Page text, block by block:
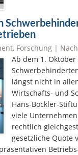
, Forschung |
Ab dem 1.
längst nicht in
Wirtschafts- und
Hans-Böckler-
viele
rechtlich
gesetzliche Quote